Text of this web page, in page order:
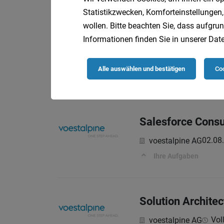
SAP Inhouse
voestalpine AG
Ihre Aufgaben
Salesforce
voestalpine AG
Ihre Aufgaben
Solution
voestalpine AG
Statistikzwecken,
wollen. Bitte beachten Sie, dass
Informationen finden Sie in unserer
Alle auswählen und bestätigen